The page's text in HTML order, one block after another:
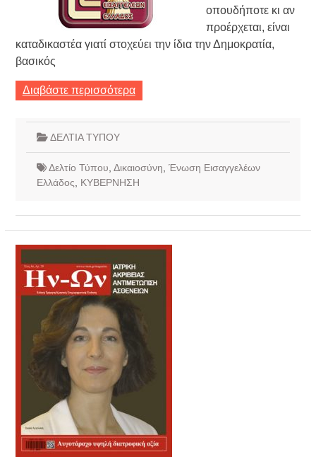
οπουδήποτε κι αν
προέρχεται, είναι
καταδικαστέα γιατί στοχεύει την ίδια την Δημοκρατία,
βασικός
Διαβάστε περισσότερα
ΔΕΛΤΙΑ ΤΥΠΟΥ
Δελτίο Τύπου Δικαιοσύνη Ένωση Εισαγγελέων
Ελλάδος
ΚΥΒΕΡΝΗΣΗ